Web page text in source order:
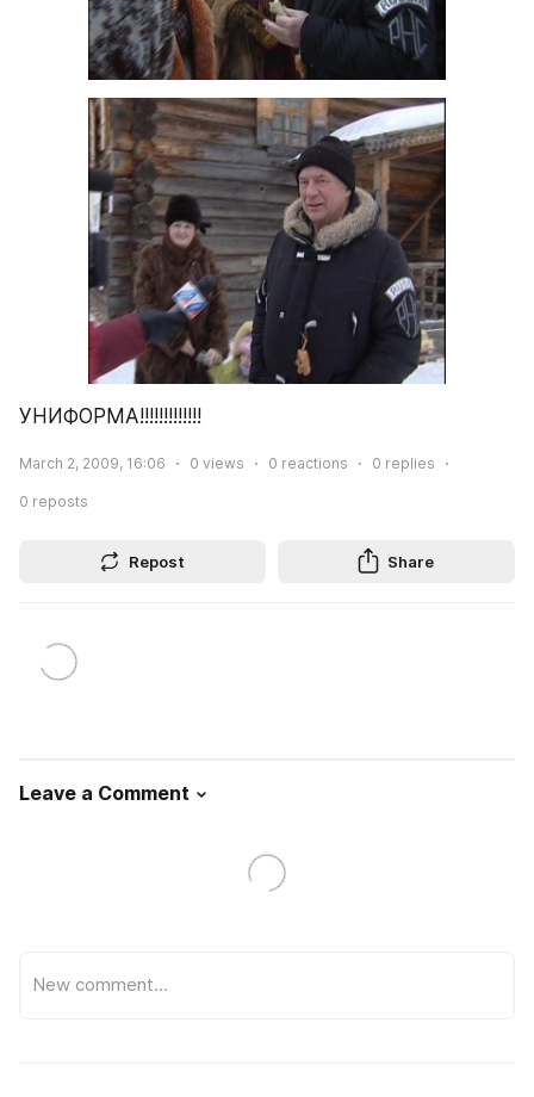
УНИФОРМА!!!!!!!!!!!!!
March 2, 2009, 16:06 0 views 0 reactions 0 replies
0 reposts
Repost Share
Leave a Comment